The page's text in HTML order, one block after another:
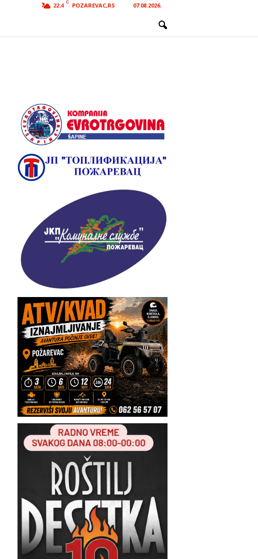
22.4
C POZAREVAC,RS 07.08.2026.